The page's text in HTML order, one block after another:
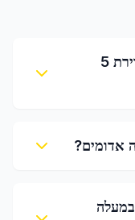
האם אתם מספקים שירותי ניקיון דירת 5
אדומים?